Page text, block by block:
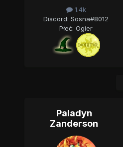
1.4k
Discord: Sosna#8012
Płeć: Ogier
Paladyn
Zanderson